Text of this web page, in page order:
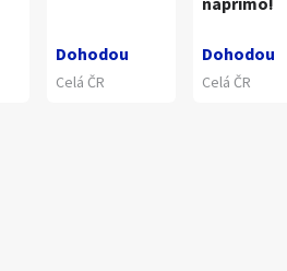
Dohodou
Celá ČR
Dohodou
Celá ČR